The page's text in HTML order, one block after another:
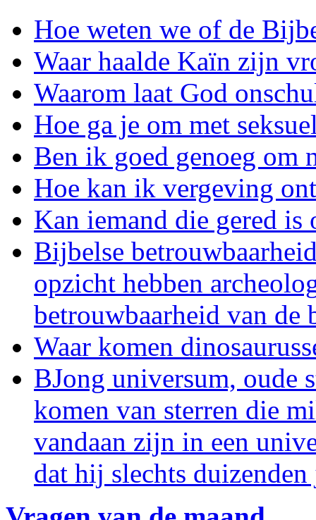
Hoe weten we of de
Waar haalde Kaïn zijn
Waarom laat God
Hoe ga je om met
Ben ik goed genoeg om
Hoe kan ik vergeving
Kan iemand die gered is
Bijbelse
opzicht hebben
betrouwbaarheid van de
Waar komen
BJong universum, oude
komen van sterren die
vandaan zijn in een
dat hij slechts